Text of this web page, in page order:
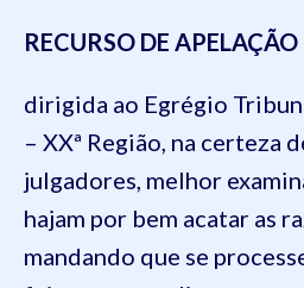
RECURSO DE APELAÇÃO
dirigida ao Egrégio
– XXª Região, na certeza
julgadores, melhor
hajam por bem acatar as
mandando que se